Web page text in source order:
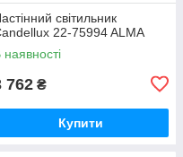
світильник
22-75994 ALMA
наявності
762 ₴
Купити